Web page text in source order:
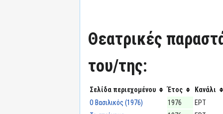
Θεατρικές
του/της:
Σελίδα περιεχομένου Έτος
Κανάλι
Ο Βασιλικός (1976)
1976
ΕΡΤ